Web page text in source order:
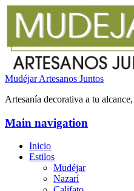
Mudéjar Artesanos Juntos
Artesanía decorativa a tu
Main navigation
Inicio
Estilos
Mudéjar
Nazarí